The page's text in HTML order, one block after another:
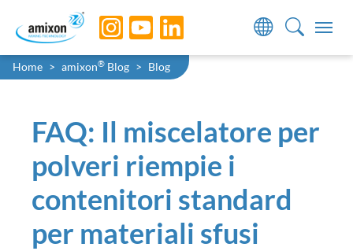
Skip to main navigation
Skip to main content
Skip to page footer
You are here:
Home amixon® Blog Blog
FAQ: Il miscelatore per
polveri riempie i
contenitori standard
per materiali sfusi